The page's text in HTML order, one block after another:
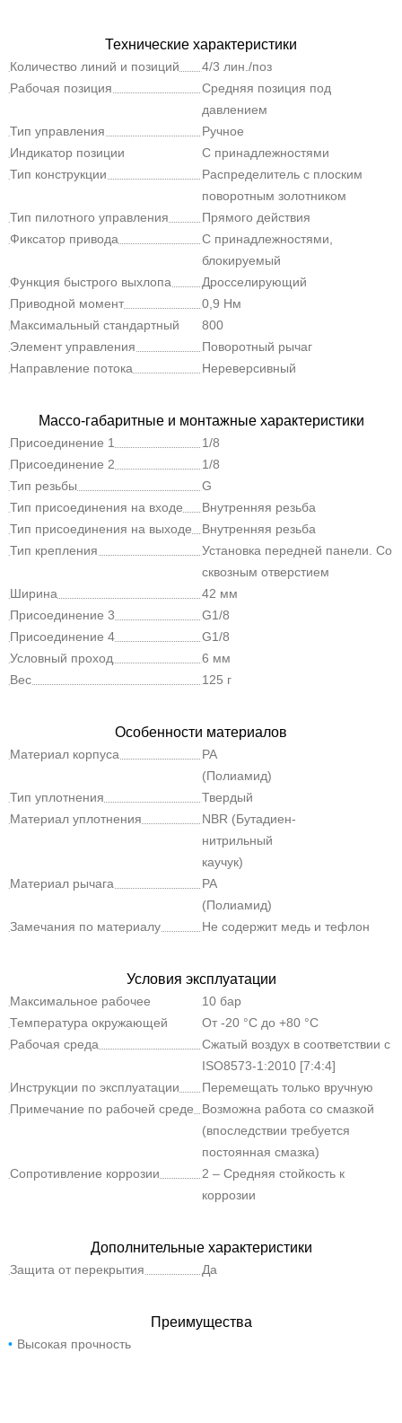
Технические характеристики
Количество линий и позиций
4/3 лин./поз
Рабочая позиция
Средняя позиция под
давлением
Тип управления
Ручное
Индикатор позиции
переключения
С принадлежностями
Тип конструкции
Распределитель с плоским
поворотным золотником
Тип пилотного управления
Прямого действия
Фиксатор привода
С принадлежностями,
блокируемый
Функция быстрого выхлопа
Дросселирующий
Приводной момент
0,9 Нм
Максимальный стандартный
расход (л/мин)
800
Элемент управления
Поворотный рычаг
Направление потока
Нереверсивный
Массо-габаритные и монтажные характеристики
Присоединение 1
1/8
Присоединение 2
1/8
Тип резьбы
G
Тип присоединения на входе
Внутренняя резьба
Тип присоединения на выходе
Внутренняя резьба
Тип крепления
Установка передней панели. Со
сквозным отверстием
Ширина
42 мм
Присоединение 3
G1/8
Присоединение 4
G1/8
Условный проход
6 мм
Вес
125 г
Особенности материалов
Материал корпуса
PA
(Полиамид)
Тип уплотнения
Твердый
Материал уплотнения
NBR (Бутадиен-
нитрильный
каучук)
Материал рычага
PA
(Полиамид)
Замечания по материалу
Не содержит медь и тефлон
Условия эксплуатации
Максимальное рабочее
давление
10 бар
Температура окружающей
среды
От -20 °C до +80 °C
Рабочая среда
Сжатый воздух в соответствии с
ISO8573-1:2010 [7:4:4]
Инструкции по эксплуатации
Перемещать только вручную
Примечание по рабочей среде
Возможна работа со смазкой
(впоследствии требуется
постоянная смазка)
Сопротивление коррозии
2 – Средняя стойкость к
коррозии
Дополнительные характеристики
Защита от перекрытия Да
Преимущества
Высокая прочность